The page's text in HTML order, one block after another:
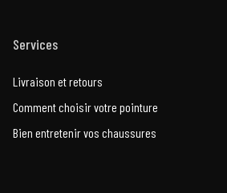
Services
Livraison et retours
Comment choisir votre pointure
Bien entretenir vos chaussures